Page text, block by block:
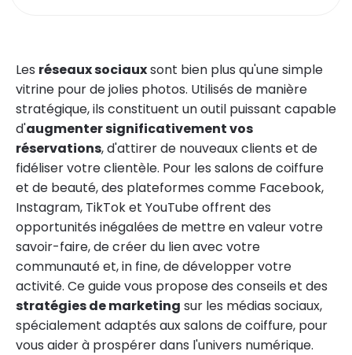
Les réseaux sociauxsont bien plus qu'une simple
vitrine pour de jolies photos. Utilisés de manière
stratégique, ils constituent un outil puissant capable
d'augmenter significativement vos
réservations, d'attirer de nouveaux clients et de
fidéliser votre clientèle. Pour les salons de coiffure
et de beauté, des plateformes comme Facebook,
Instagram, TikTok et YouTube offrent des
opportunités inégalées de mettre en valeur votre
savoir-faire, de créer du lien avec votre
communauté et, in fine, de développer votre
activité. Ce guide vous propose des conseils et des
stratégies de marketing sur les médias sociaux,
spécialement adaptés aux salons de coiffure, pour
vous aider à prospérer dans l'univers numérique.